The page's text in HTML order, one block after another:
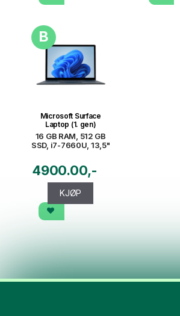
B
Microsoft Surface
Laptop (1. gen)
16 GB RAM, 512 GB
SSD, i7-7660U, 13,5"
4900.00
KJØP